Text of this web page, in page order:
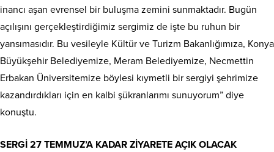
inancı aşan evrensel bir buluşma zemini sunmaktadır. Bugün
açılışını gerçekleştirdiğimiz sergimiz de işte bu ruhun bir
yansımasıdır. Bu vesileyle Kültür ve Turizm Bakanlığımıza, Konya
Büyükşehir Belediyemize, Meram Belediyemize, Necmettin
Erbakan Üniversitemize böylesi kıymetli bir sergiyi şehrimize
kazandırdıkları için en kalbi şükranlarımı sunuyorum” diye
konuştu.
SERGİ 27 TEMMUZ’A KADAR ZİYARETE AÇIK OLACAK